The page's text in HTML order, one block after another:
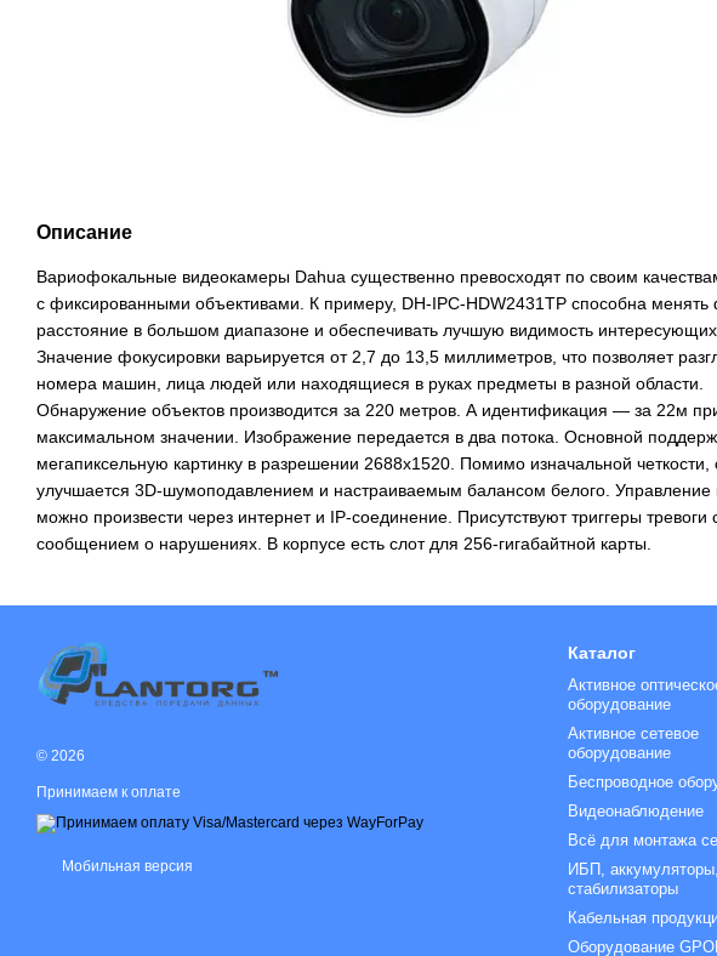
Описание
Вариофокальные видеокамеры Dahua существенно превосходят по своим
с фиксированными объективами. К примеру, DH-IPC-HDW2431TP способна менять
расстояние в большом диапазоне и обеспечивать лучшую видимость интересующих
Значение фокусировки варьируется от 2,7 до 13,5 миллиметров, что позволяет
номера машин, лица людей или находящиеся в руках предметы в разной области.
Обнаружение объектов производится за 220 метров. А идентификация — за 22м
максимальном значении. Изображение передается в два потока. Основной
мегапиксельную картинку в разрешении 2688x1520. Помимо изначальной четкости,
улучшается 3D-шумоподавлением и настраиваемым балансом белого. Управление
можно произвести через интернет и IP-соединение. Присутствуют триггеры тревоги
сообщением о нарушениях. В корпусе есть слот для 256-гигабайтной карты.
© 2026
Принимаем к оплате
Мобильная версия
Каталог
Активное
оборудование
Активное сетевое
оборудование
Беспроводное
Видеонаблюдение
Всё для монтажа
ИБП, аккумуляторы,
стабилизаторы
Кабельная
Оборудование